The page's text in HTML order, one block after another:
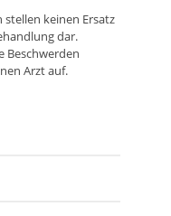
keinen Ersatz
dar.
Beschwerden
Arzt auf.